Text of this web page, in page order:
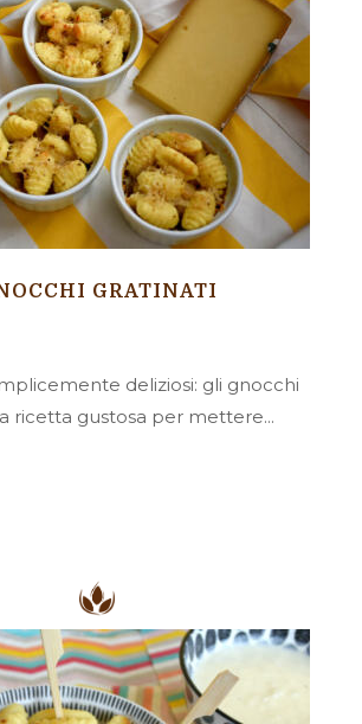
GRATINATI
deliziosi: gli gnocchi
ricetta gustosa per mettere...